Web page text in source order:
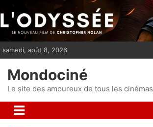
i
p
n
samedi, août 8, 2026
Mondociné
Le site des amoureux de tous les cinémas